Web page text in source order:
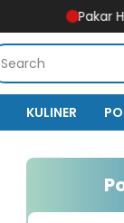
Pakar Hukum
KULINER